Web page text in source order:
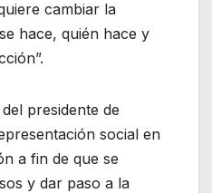
cambiar la
hace, quién hace y
presidente de
social en
a fin de que se
y dar paso a la